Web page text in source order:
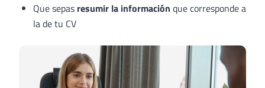
Que sepas resumir la información que corresponde a
la de tu CV